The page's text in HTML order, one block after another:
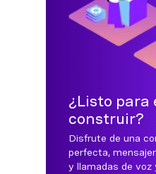
¿Listo para
construir?
Disfrute de una
perfecta,
y llamadas de voz